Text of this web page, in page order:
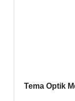
Tema Optik